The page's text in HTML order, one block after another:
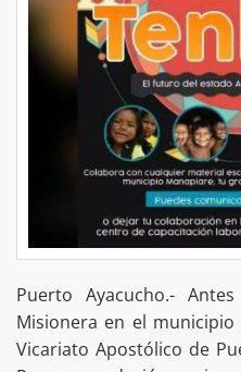
Puerto Ayacucho.-
Misionera en el
Vicariato Apostólico de